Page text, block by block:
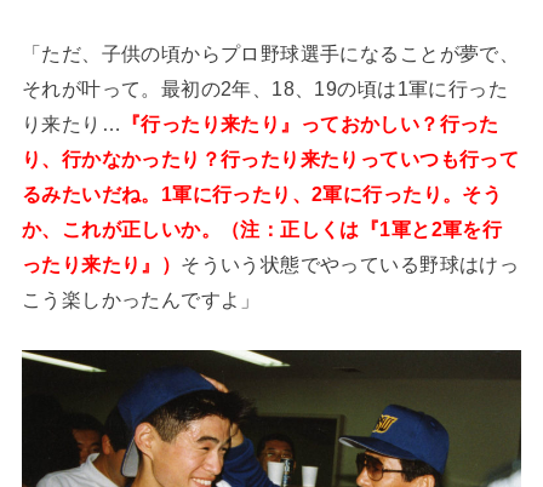
「ただ、子供の頃からプロ野球選手になることが夢で、
それが叶って。最初の2年、18、19の頃は1軍に行った
り来たり…
『行ったり来たり』っておかしい？行った
り、行かなかったり？行ったり来たりっていつも行って
るみたいだね。1軍に行ったり、2軍に行ったり。そう
か、これが正しいか。（注：正しくは『1軍と2軍を行
ったり来たり』） そういう状態でやっている野球はけっ
こう楽しかったんですよ」